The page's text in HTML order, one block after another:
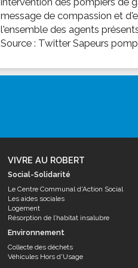
message de compassion et
l'ensemble des agents
Source : Twitter Sapeurs
VIVRE AU ROBERT
Social-Solidarité
Le Centre Communal d'Action Social
Les aides sociales
Logement
Résorption de l’habitat insalubre
Environnement
Collecte des déchets
Véhicules Hors d'Usage